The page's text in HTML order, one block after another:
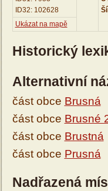
ID32: 102628
Ukázat na mapě
Historický
Alternativní
část obce Brusná
část obce Brusné
část obce Brustná
část obce Prusná
Nadřazená